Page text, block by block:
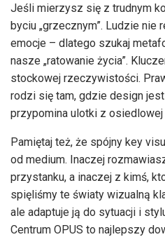
Jeśli mierzysz się z trudnym
byciu „grzecznym”. Ludzie nie
emocje – dlatego szukaj
nasze „ratowanie życia”.
stockowej rzeczywistości.
rodzi się tam, gdzie design
przypomina ulotki z osiedlowej
Pamiętaj też, że spójny key
od medium. Inaczej
przystanku, a inaczej z kimś,
spięliśmy te światy wizualną
ale adaptuje ją do sytuacji i
Centrum OPUS to najlepszy